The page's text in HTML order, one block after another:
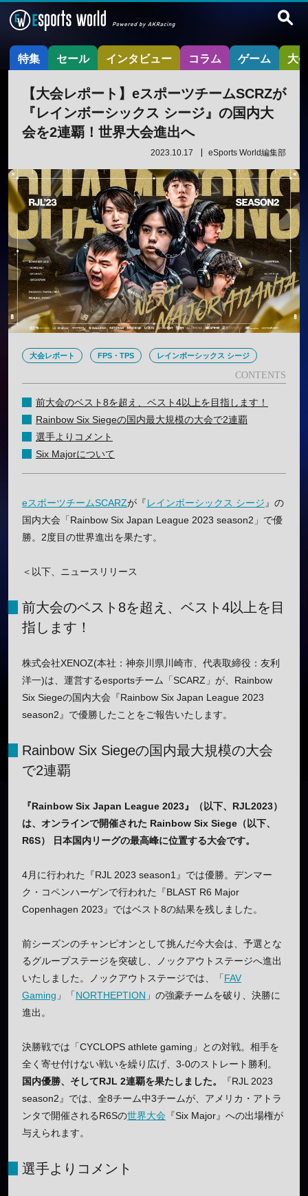
特集 セール インタビュー コラム ゲーム 大
【大会レポート】eスポーツチームSCRZが
『レインボーシックス シージ』の国内大
会を2連覇！世界大会進出へ
2023.10.17 eSports World編集部
大会レポート FPS・TPS レインボーシックス シージ
前大会のベスト8を超え、ベスト4以上を目指します！
Rainbow Six Siegeの国内最大規模の大会で2連覇
選手よりコメント
Six Majorについて
eスポーツチームSCARZが『レインボーシックス シージ』の
国内大会「Rainbow Six Japan League 2023 season2」で優
勝。2度目の世界進出を果たす。
＜以下、ニュースリリース
前大会のベスト8を超え、ベスト4以上を目
指します！
株式会社XENOZ(本社：神奈川県川崎市、代表取締役：友利
洋一)は、運営するesportsチーム「SCARZ」が、Rainbow
Six Siegeの国内大会『Rainbow Six Japan League 2023
season2』で優勝したことをご報告いたします。
Rainbow Six Siegeの国内最大規模の大会
で2連覇
『Rainbow Six Japan League 2023』（以下、RJL2023）
は、オンラインで開催された Rainbow Six Siege（以下、
R6S） 日本国内リーグの最高峰に位置する大会です。
4月に行われた『RJL 2023 season1』では優勝。デンマー
ク・コペンハーゲンで行われた『BLAST R6 Major
Copenhagen 2023』ではベスト8の結果を残しました。
前シーズンのチャンピオンとして挑んだ今大会は、予選とな
るグループステージを突破し、ノックアウトステージへ進出
いたしました。ノックアウトステージでは、「FAV
Gaming 」「NORTHEPTION 」の強豪チームを破り、決勝に
進出。
決勝戦では「CYCLOPS athlete gaming」との対戦。相手を
全く寄せ付けない戦いを繰り広げ、3-0のストレート勝利。
国内優勝、そしてRJL 2連覇を果たしました。
『RJL 2023
season2』では、全8チーム中3チームが、アメリカ・アトラ
ンタで開催されるR6Sの世界大会 『Six Major』への出場権が
与えられます。
選手よりコメント